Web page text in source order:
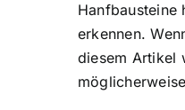
Hanfbausteine
erkennen.
diesem Artikel